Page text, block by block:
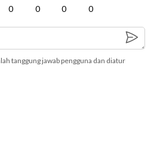
0 0 0 0
tanggung jawab pengguna dan diatur